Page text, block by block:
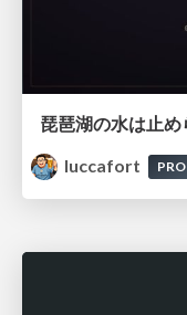
luccafort
PRO